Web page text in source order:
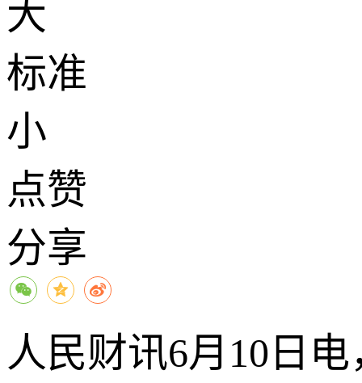
大
标准
小
点赞
分享
人民财讯6月10日电